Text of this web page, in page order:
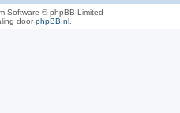
Software © phpBB Limited
doorphpBB.nl